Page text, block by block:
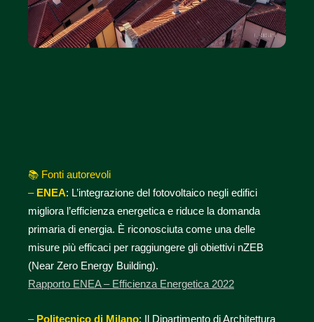
📚 Fonti autorevoli
– ENEA: L’integrazione del fotovoltaico negli edifici
migliora l’efficienza energetica e riduce la domanda
primaria di energia. È riconosciuta come una delle
misure più efficaci per raggiungere gli obiettivi nZEB
(Near Zero Energy Building).
Rapporto ENEA – Efficienza Energetica 2022
– Politecnico di Milano: Il Dipartimento di Architettura